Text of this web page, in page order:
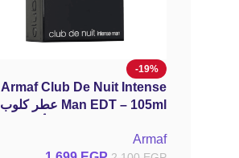
-19%
Armaf Club De Nuit Intense
Man EDT – 105ml عطر كلوب
ملك الإطراءات والفوحان
Armaf